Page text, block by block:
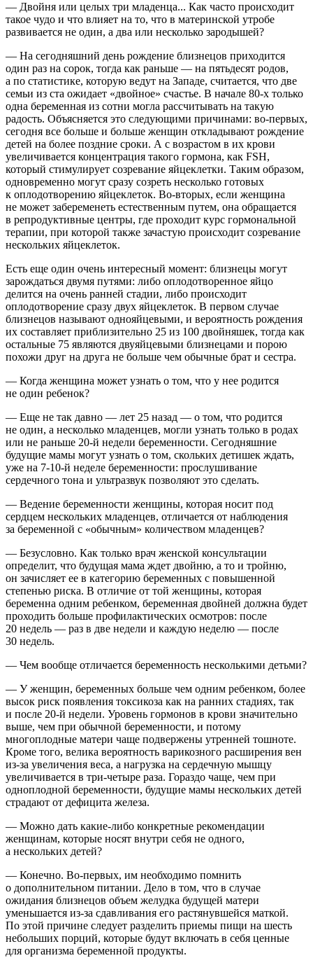
— Двойня или целых три младенца... Как часто происходит
такое чудо и что влияет на то, что в материнской утробе
развивается не один, а два или несколько зародышей?
— На сегодняшний день рождение близнецов приходится
один раз на сорок, тогда как раньше — на пятьдесят родов,
а по статистике, которую ведут на Западе, считается, что две
семьи из ста ожидает «двойное» счастье. В начале 80-х только
одна беременная из сотни могла рассчитывать на такую
радость. Объясняется это следующими причинами: во-первых,
сегодня все больше и больше женщин откладывают рождение
детей на более поздние сроки. А с возрастом в их крови
увеличивается концентрация такого гормона, как FSH,
который стимулирует созревание яйцеклетки. Таким образом,
одновременно могут сразу созреть несколько готовых
к оплодотворению яйцеклеток. Во-вторых, если женщина
не может забеременеть естественным путем, она обращается
в репродуктивные центры, где проходит курс гормональной
терапии, при которой также зачастую происходит созревание
нескольких яйцеклеток.
Есть еще один очень интересный момент: близнецы могут
зарождаться двумя путями: либо оплодотворенное яйцо
делится на очень ранней стадии, либо происходит
оплодотворение сразу двух яйцеклеток. В первом случае
близнецов называют однояйцевыми, и вероятность рождения
их составляет приблизительно 25 из 100 двойняшек, тогда как
остальные 75 являются двуяйцевыми близнецами и порою
похожи друг на друга не больше чем обычные брат и сестра.
— Когда женщина может узнать о том, что у нее родится
не один ребенок?
— Еще не так давно — лет 25 назад — о том, что родится
не один, а несколько младенцев, могли узнать только в родах
или не раньше 20-й недели беременности. Сегодняшние
будущие мамы могут узнать о том, скольких детишек ждать,
уже на 7-10-й неделе беременности: прослушивание
сердечного тона и ультразвук позволяют это сделать.
— Ведение беременности женщины, которая носит под
сердцем нескольких младенцев, отличается от наблюдения
за беременной с «обычным» количеством младенцев?
— Безусловно. Как только врач женской консультации
определит, что будущая мама ждет двойню, а то и тройню,
он зачисляет ее в категорию беременных с повышенной
степенью риска. В отличие от той женщины, которая
беременна одним ребенком, беременная двойней должна будет
проходить больше профилактических осмотров: после
20 недель — раз в две недели и каждую неделю — после
30 недель.
— Чем вообще отличается беременность несколькими детьми?
— У женщин, беременных больше чем одним ребенком, более
высок риск появления токсикоза как на ранних стадиях, так
и после 20-й недели. Уровень гормонов в крови значительно
выше, чем при обычной беременности, и потому
многоплодные матери чаще подвержены утренней тошноте.
Кроме того, велика вероятность варикозного расширения вен
из-за увеличения веса, а нагрузка на сердечную мышцу
увеличивается в три-четыре раза. Гораздо чаще, чем при
одноплодной беременности, будущие мамы нескольких детей
страдают от дефицита железа.
— Можно дать какие-либо конкретные рекомендации
женщинам, которые носят внутри себя не одного,
а нескольких детей?
— Конечно. Во-первых, им необходимо помнить
о дополнительном питании. Дело в том, что в случае
ожидания близнецов объем желудка будущей матери
уменьшается из-за сдавливания его растянувшейся маткой.
По этой причине следует разделить приемы пищи на шесть
небольших порций, которые будут включать в себя ценные
для организма беременной продукты.